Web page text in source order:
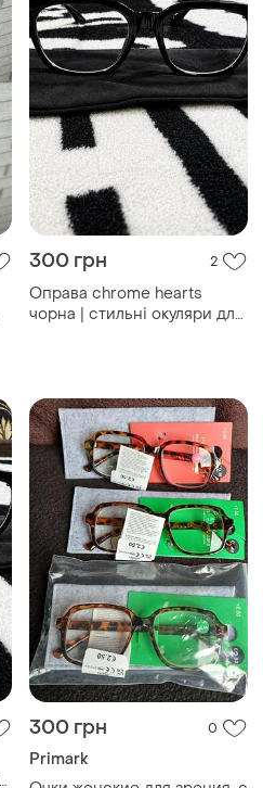
300 грн 2
Оправа chrome hearts
чорна | стильні окуляри для
300 грн 0
Primark